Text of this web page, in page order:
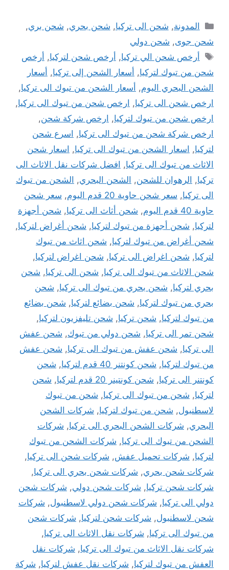
التصنيفات
المدونة, شحن الى تركيا, شحن بحري, شحن بري,
شحن جوى, شحن دولي
الوسوم
أرخص شحن الي تركيا, أرخص شحن لتركيا, أرخص
شحن من تبوك لتركيا, أسعار الشحن إلى تركيا, أسعار
الشحن البحري اليوم, أسعار الشحن من تبوك الى تركيا,
ارخص شحن الى تركيا, ارخص شحن من تبوك الى تركيا,
ارخص شحن من تبوك لتركيا, ارخص شركة شحن,
ارخص شركة شحن من تبوك الى تركيا, اسرع شحن
لتركيا, اسعار الشحن من تبوك الى تركيا, اسعار شحن
الاثاث من تبوك الى تركيا, افضل شركات نقل الاثاث الى
تركيا, الرهوان للشحن, الشحن البحري, الشحن من تبوك
الى تركيا, سعر شحن حاوية 20 قدم اليوم , سعر شحن
حاوية 40 قدم اليوم
, شحن أثاث الى تركيا, شحن أجهزة
لتركيا, شحن أجهزة من تبوك لتركيا, شحن أغراض لتركيا,
شحن أغراض من تبوك لتركيا, شحن اثاث من تبوك
لتركيا, شحن اغراض الى تركيا, شحن اغراض لتركيا,
شحن الاثاث من تبوك الى تركيا, شحن الى تركيا, شحن
بحري لتركيا, شحن بحري من تبوك الى تركيا, شحن
بحري من تبوك لتركيا, شحن بضائع لتركيا, شحن بضائع
من تبوك لتركيا, شحن تركيا, شحن تليفزيون لتركيا,
شحن تمر الى تركيا, شحن دولي من تبوك, شحن عفش
الى تركيا, شحن عفش من تبوك الى تركيا, شحن عفش
من تبوك لتركيا, شحن كونتنر 40 قدم لتركيا , شحن
كونتنر الى تركيا, شحن كونتينر 20 قدم لتركيا , شحن
لتركيا, شحن من تبوك الى تركيا, شحن من تبوك
لاسطنبول, شحن من تبوك لتركيا, شركات الشحن
البحري, شركات الشحن البحري الى تركيا, شركات
الشحن من تبوك الى تركيا, شركات الشحن من تبوك
لتركيا, شركات تحميل عفش, شركات شحن الى تركيا,
شركات شحن بحري, شركات شحن بحري الى تركيا,
شركات شحن تركيا, شركات شحن دولي, شركات شحن
دولي الى تركيا, شركات شحن دولي لاسطنبول, شركات
شحن لاسطنبول, شركات شحن لتركيا, شركات شحن
من تبوك الى تركيا, شركات نقل الاثاث الى تركيا,
شركات نقل الاثاث من تبوك الى تركيا, شركات نقل
العفش من تبوك لتركيا, شركات نقل عفش لتركيا, شركة